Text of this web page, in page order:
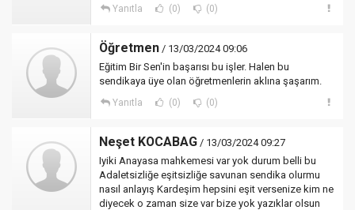
Yanıtla (0) (0)
Öğretmen / 13/03/2024 09:06
Eğitim Bir Sen'in başarısı bu işler. Halen bu
sendikaya üye olan öğretmenlerin aklına şaşarım.
Yanıtla (0) (0)
Neşet KOCABAG / 13/03/2024 09:27
Iyiki Anayasa mahkemesi var yok durum belli bu
Adaletsizliğe eşitsizliğe savunan sendika olurmu
nasıl anlayış Kardeşim hepsini eşit versenize kim ne
diyecek o zaman size var bize yok yazıklar olsun